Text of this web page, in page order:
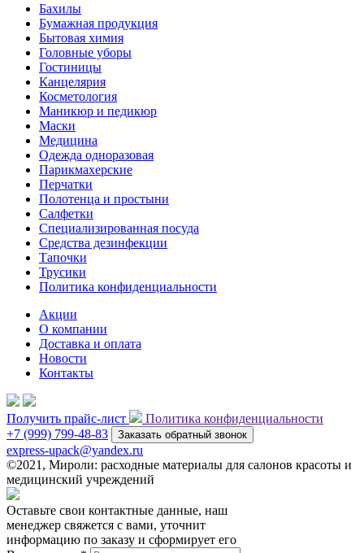
Бахилы
Бумажная продукция
Бытовая химия
Головные уборы
Гостиницы
Канцелярия
Косметология
Маникюр и педикюр
Маски
Медицина
Одежда одноразовая
Парикмахерские
Перчатки
Полотенца и простыни
Салфетки
Специализированная посуда
Средства дезинфекции
Тапочки
Трусики
Политика конфиденциальности
Акции
О компании
Доставка и оплата
Новости
Контакты
Получить прайс-лист
Политика конфиденциальности
+7 (999) 799-48-83
Заказать обратный звонок
express-upack@yandex.ru
©2021, Мироли: расходные материалы для салонов красоты и
медицинский учреждений
Оставьте свои контактные данные, наш
менеджер свяжется с вами, уточнит
информацию по заказу и сформирует его